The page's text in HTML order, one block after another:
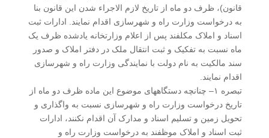
قانون)، ظرف دو ماه از تاریخ لازم الاجراء شدن این قانون بنا
به درخواست وزارت راه و شهرسازی اقدام نمایند. ادارات ثبت
اسناد و املاک مکلفند پس از اعلام وزارتخانه یادشده ظرف یک
ماه نسبت به تفکیک و ثبت انتقال ملک در دفتر املاک و صدور
سند مالکیت به نام دولت با نمایندگی وزارت راه و شهرسازی
اقدام نمایند.
تبصره ۱– چنانچه دستگاههای موضوع این ماده ظرف دو ماه از
تاریخ درخواست وزارت راه و شهرسازی نسبت به واگذاری و
تحویل زمین و تسلیم اسناد و مدارک آن اقدام نکنند، ادارات
ثبت اسناد و املاک موظفند به درخواست وزارت راه و